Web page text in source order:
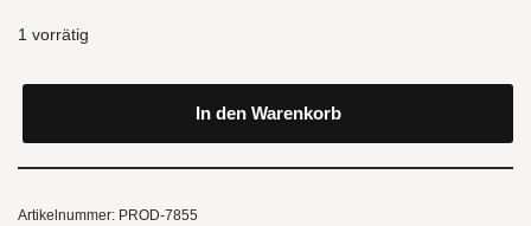
1 vorrätig
In den Warenkorb
Artikelnummer: PROD-7855